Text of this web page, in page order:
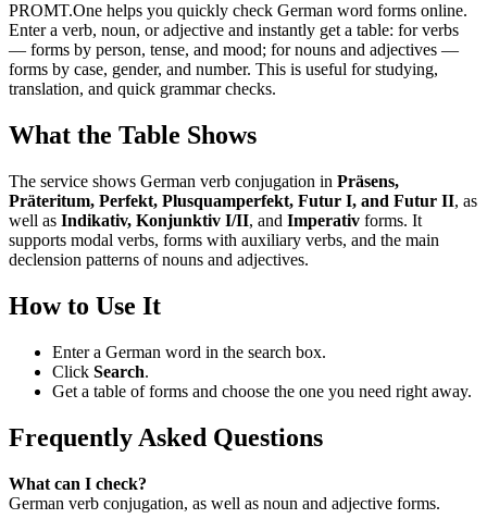
PROMT.One helps you quickly check German word forms online.
Enter a verb, noun, or adjective and instantly get a table: for verbs
— forms by person, tense, and mood; for nouns and adjectives —
forms by case, gender, and number. This is useful for studying,
translation, and quick grammar checks.
What the Table Shows
The service shows German verb conjugation in Präsens,
Präteritum, Perfekt, Plusquamperfekt, Futur I, and Futur II, as
well as Indikativ, Konjunktiv I/II, and Imperativ forms. It
supports modal verbs, forms with auxiliary verbs, and the main
declension patterns of nouns and adjectives.
How to Use It
Enter a German word in the search box.
Click Search.
Get a table of forms and choose the one you need right away.
Frequently Asked Questions
What can I check?
German verb conjugation, as well as noun and adjective forms.